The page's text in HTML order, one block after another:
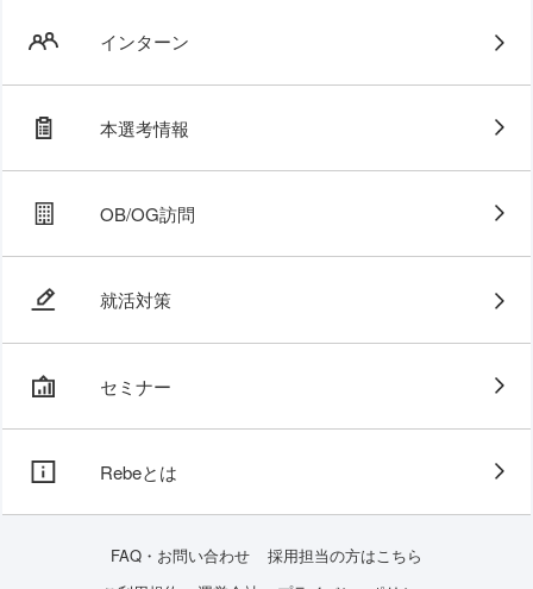
インターン
本選考情報
OB/OG訪問
就活対策
セミナー
Rebeとは
FAQ・お問い合わせ
採用担当の方はこちら